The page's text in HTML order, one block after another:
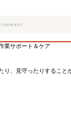
業サポート＆ケア
り、見守ったりすること